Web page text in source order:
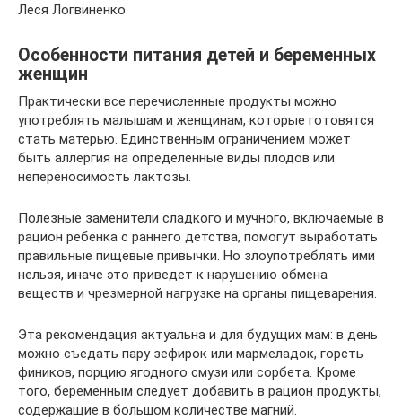
Леся Логвиненко
Особенности питания детей и беременных
женщин
Практически все перечисленные продукты можно
употреблять малышам и женщинам, которые готовятся
стать матерью. Единственным ограничением может
быть аллергия на определенные виды плодов или
непереносимость лактозы.
Полезные заменители сладкого и мучного, включаемые в
рацион ребенка с раннего детства, помогут выработать
правильные пищевые привычки. Но злоупотреблять ими
нельзя, иначе это приведет к нарушению обмена
веществ и чрезмерной нагрузке на органы пищеварения.
Эта рекомендация актуальна и для будущих мам: в день
можно съедать пару зефирок или мармеладок, горсть
фиников, порцию ягодного смузи или сорбета. Кроме
того, беременным следует добавить в рацион продукты,
содержащие в большом количестве магний.